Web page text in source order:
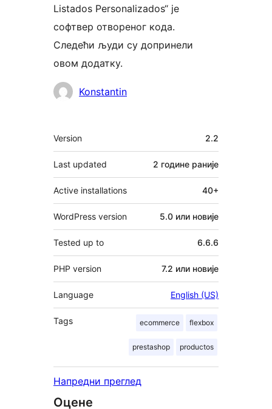
Listados Personalizados“ је
софтвер отвореног кода.
Следећи људи су допринели
овом додатку.
Сарадници
Konstantin
Мета
Version 2.2
Last updated 2 године раније
Active installations 40+
WordPress version 5.0 или новије
Tested up to 6.6.6
PHP version 7.2 или новије
Language English (US)
Tags ecommerce flexbox
prestashop productos
Напредни преглед
Оцене